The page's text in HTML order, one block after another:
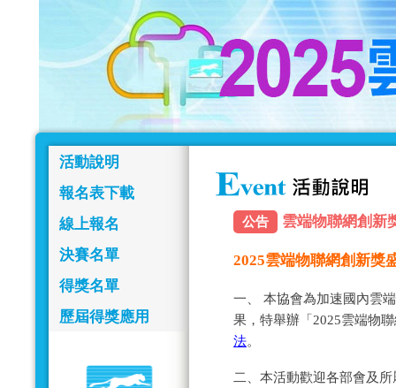
活動說明
報名表下載
線上報名
決賽名單
得獎名單
歷屆得獎應用
公告 雲端物聯網創新
2025雲端物聯網創新獎
一、 本協會為加速國內雲
果，特舉辦「2025雲端物
法。
二、本活動歡迎各部會及